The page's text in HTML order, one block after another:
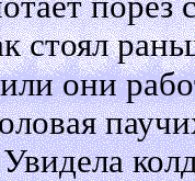
стоял
они